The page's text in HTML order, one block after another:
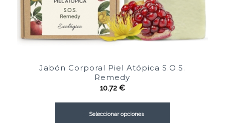
Jabón Corporal Piel Atópica S.O.S.
Remedy
10.72 €
Seleccionar opciones